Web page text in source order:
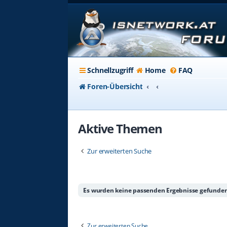
Schnellzugriff Home
FAQ
Foren-Übersicht
Aktive Themen
Zur erweiterten Suche
Es wurden keine passenden Ergebnisse